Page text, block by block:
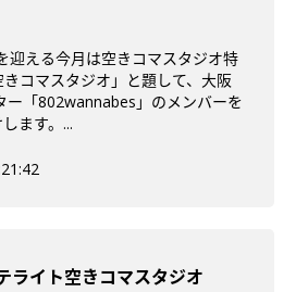
迎える今月は空きコマスタジオ特
コマスタジオ」と題して、大阪
ー「802wannabes」のメンバーを
ます。...
ライト空きコマスタジオ